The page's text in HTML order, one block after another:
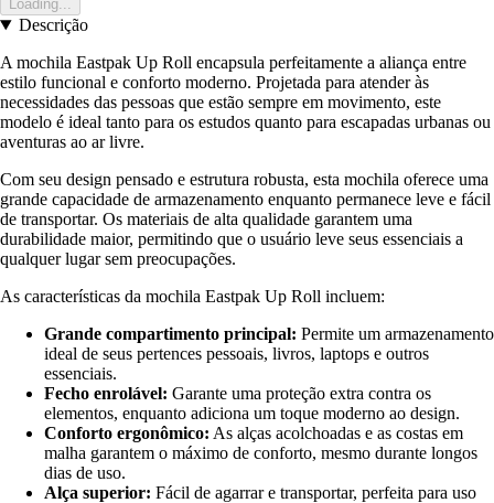
Loading...
Descrição
A mochila Eastpak Up Roll encapsula perfeitamente a aliança entre
estilo funcional e conforto moderno. Projetada para atender às
necessidades das pessoas que estão sempre em movimento, este
modelo é ideal tanto para os estudos quanto para escapadas urbanas ou
aventuras ao ar livre.
Com seu design pensado e estrutura robusta, esta mochila oferece uma
grande capacidade de armazenamento enquanto permanece leve e fácil
de transportar. Os materiais de alta qualidade garantem uma
durabilidade maior, permitindo que o usuário leve seus essenciais a
qualquer lugar sem preocupações.
As características da mochila Eastpak Up Roll incluem:
Grande compartimento principal: Permite um armazenamento
ideal de seus pertences pessoais, livros, laptops e outros
essenciais.
Fecho enrolável: Garante uma proteção extra contra os
elementos, enquanto adiciona um toque moderno ao design.
Conforto ergonômico: As alças acolchoadas e as costas em
malha garantem o máximo de conforto, mesmo durante longos
dias de uso.
Alça superior: Fácil de agarrar e transportar, perfeita para uso